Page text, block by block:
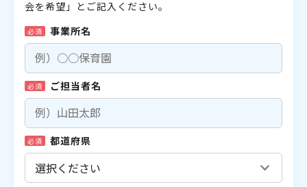
会を希望」とご記入ください。
必須 事業所名
必須 ご担当者名
必須 都道府県